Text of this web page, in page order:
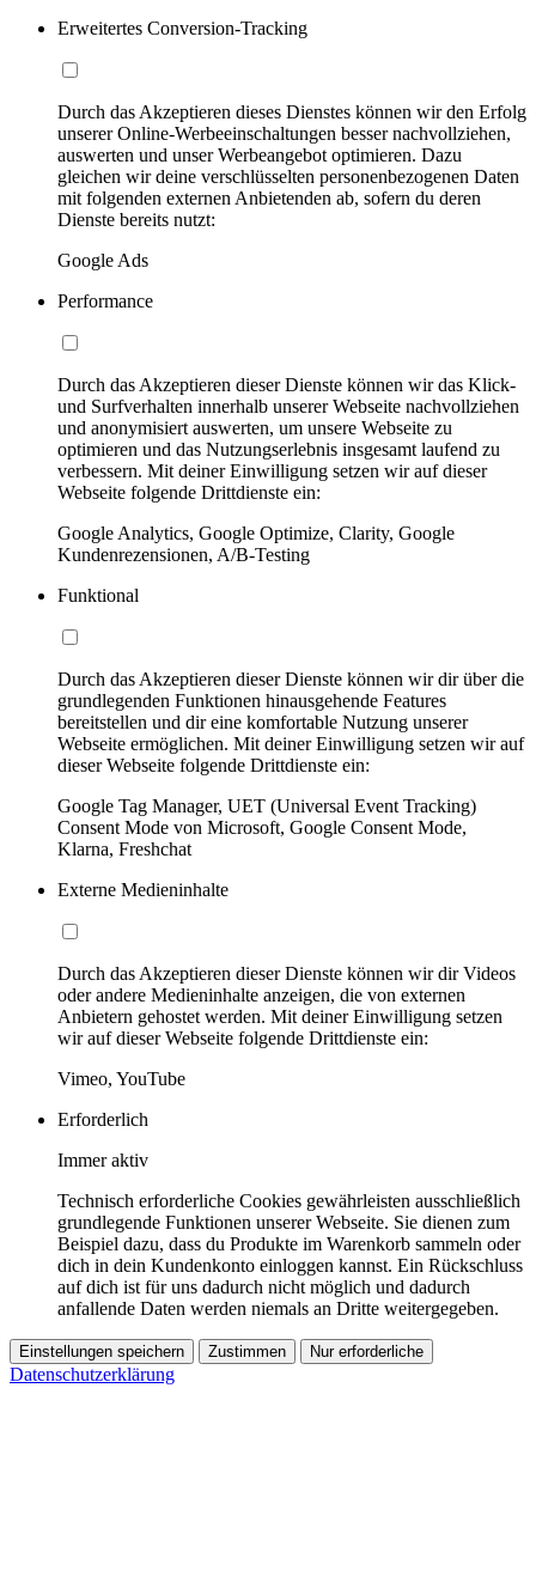
Erweitertes Conversion-Tracking
Durch das Akzeptieren dieses Dienstes können wir den Erfolg
unserer Online-Werbeeinschaltungen besser nachvollziehen,
auswerten und unser Werbeangebot optimieren. Dazu
gleichen wir deine verschlüsselten personenbezogenen Daten
mit folgenden externen Anbietenden ab, sofern du deren
Dienste bereits nutzt:
Google Ads
Performance
Durch das Akzeptieren dieser Dienste können wir das Klick-
und Surfverhalten innerhalb unserer Webseite nachvollziehen
und anonymisiert auswerten, um unsere Webseite zu
optimieren und das Nutzungserlebnis insgesamt laufend zu
verbessern. Mit deiner Einwilligung setzen wir auf dieser
Webseite folgende Drittdienste ein:
Google Analytics, Google Optimize, Clarity, Google
Kundenrezensionen, A/B-Testing
Funktional
Durch das Akzeptieren dieser Dienste können wir dir über die
grundlegenden Funktionen hinausgehende Features
bereitstellen und dir eine komfortable Nutzung unserer
Webseite ermöglichen. Mit deiner Einwilligung setzen wir auf
dieser Webseite folgende Drittdienste ein:
Google Tag Manager, UET (Universal Event Tracking)
Consent Mode von Microsoft, Google Consent Mode,
Klarna, Freshchat
Externe Medieninhalte
Durch das Akzeptieren dieser Dienste können wir dir Videos
oder andere Medieninhalte anzeigen, die von externen
Anbietern gehostet werden. Mit deiner Einwilligung setzen
wir auf dieser Webseite folgende Drittdienste ein:
Vimeo, YouTube
Erforderlich
Immer aktiv
Technisch erforderliche Cookies gewährleisten ausschließlich
grundlegende Funktionen unserer Webseite. Sie dienen zum
Beispiel dazu, dass du Produkte im Warenkorb sammeln oder
dich in dein Kundenkonto einloggen kannst. Ein Rückschluss
auf dich ist für uns dadurch nicht möglich und dadurch
anfallende Daten werden niemals an Dritte weitergegeben.
Einstellungen speichern Zustimmen Nur erforderliche
Datenschutzerklärung